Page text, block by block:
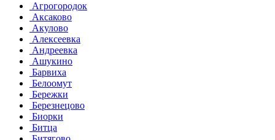
Агрогородок
Аксаково
Акулово
Алексеевка
Андреевка
Ашукино
Барвиха
Белоомут
Бережки
Березнецово
Биорки
Битца